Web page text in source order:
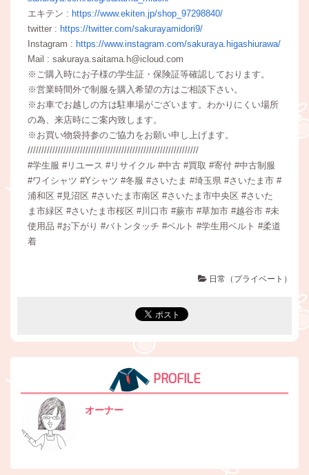
エキテン : https://www.ekiten.jp/shop_97298840/
twitter : https://twitter.com/sakurayamidori9/
Instagram : https://www.instagram.com/sakuraya.higashiurawa/
Mail : sakuraya.saitama.h@icloud.com
※ご購入時にお子様の学生証・保険証等確認しております。
※営業時間外で制服を購入希望の方はご相談下さい。
※お車でお越しの方は駐車場がございます。わかりにくい場所
の為、来店時にご案内致します。
※お買い物袋持参のご協力をお願い申し上げます。
//////////////////////////////////////////////////////////////
#学生服 #リユース #リサイクル #中古 #買取 #寄付 #中古制服
#ワイシャツ #Yシャツ #冬服 #さいたま #埼玉県 #さいたま市 #
浦和区 #見沼区 #さいたま市南区 #さいたま市中央区 #さいた
ま市緑区 #さいたま市桜区 #川口市 #蕨市 #草加市 #越谷市 #未
使用品 #お下がり #バトンタッチ #ベルト #学生用ベルト #柔道
着
日常（プライベート）
PROFILE
オーナー